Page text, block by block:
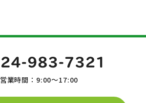
営業時間：9:00～17:00